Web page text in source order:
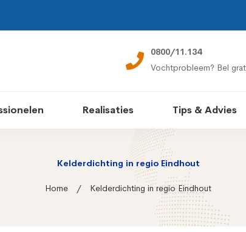
0800/11.134
Vochtprobleem? Bel
Realisaties Tips & Advies
Kelderdichting in regio Eindhout
Home Kelderdichting in regio Eindhout